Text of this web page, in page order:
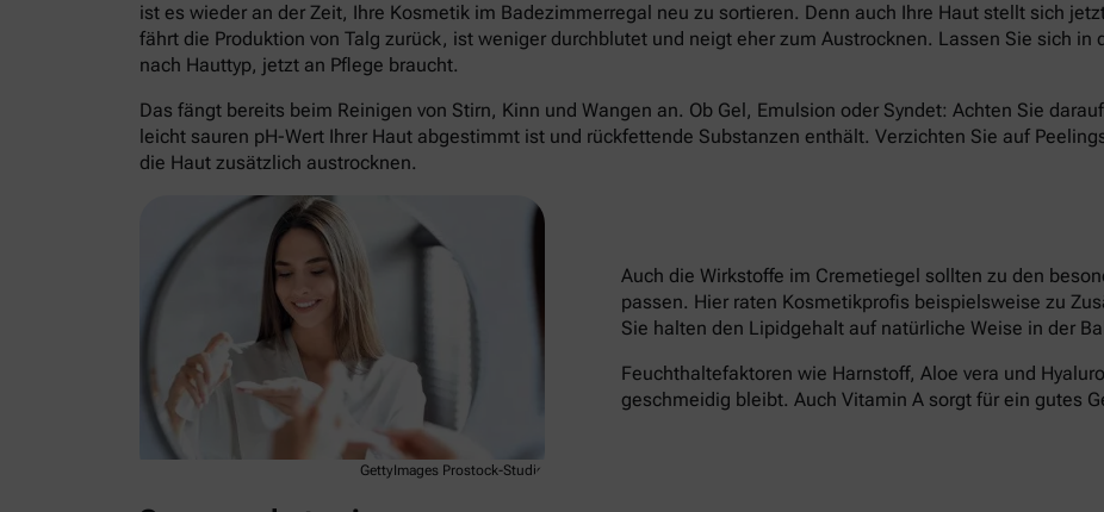
ist es wieder an der Zeit, Ihre Kosmetik im Badezimmerregal neu zu sortieren. Denn auch Ihre Haut stellt sich
fährt die Produktion von Talg zurück, ist weniger durchblutet und neigt eher zum Austrocknen. Lassen Sie sich in
nach Hauttyp, jetzt an Pflege braucht.
Das fängt bereits beim Reinigen von Stirn, Kinn und Wangen an. Ob Gel, Emulsion oder Syndet: Achten Sie
leicht sauren pH-Wert Ihrer Haut abgestimmt ist und rückfettende Substanzen enthält. Verzichten Sie auf
die Haut zusätzlich austrocknen.
Auch die Wirkstoffe im Cremetiegel sollten zu den
passen. Hier raten Kosmetikprofis beispielsweise zu
Sie halten den Lipidgehalt auf natürliche Weise in der
Feuchthaltefaktoren wie Harnstoff, Aloe vera und
geschmeidig bleibt. Auch Vitamin A sorgt für ein gutes
GettyImages Prostock-Studio